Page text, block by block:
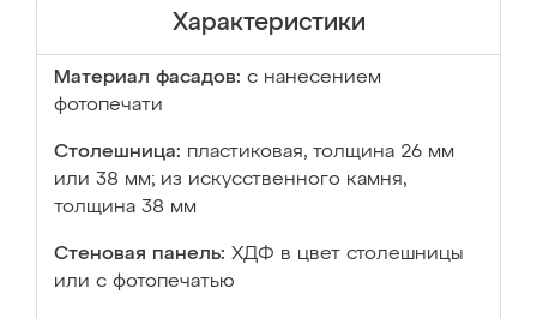
Характеристики
Материал фасадов: с нанесением
фотопечати
Столешница: пластиковая, толщина 26 мм
или 38 мм; из искусственного камня,
толщина 38 мм
Стеновая панель: ХДФ в цвет столешницы
или с фотопечатью